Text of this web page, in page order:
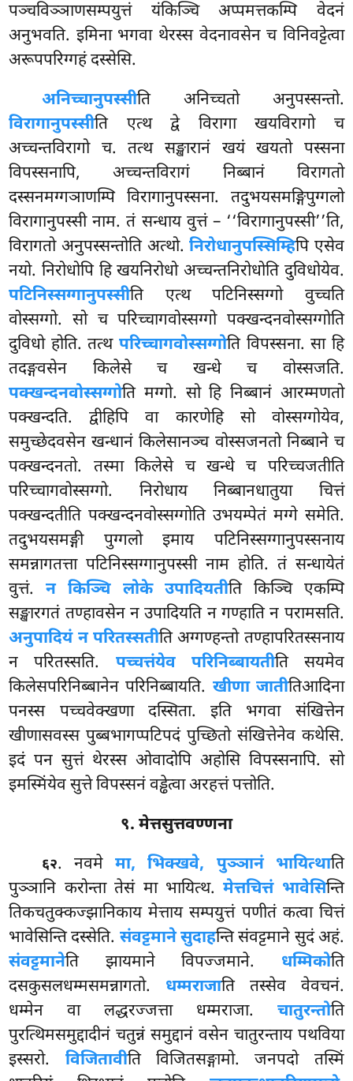
पञ्चविञ्ञाणसम्पयुत्तं यंकिञ्चि अप्पमत्तकम्पि वेदनं
अनुभवति. इमिना भगवा थेरस्स वेदनावसेन च विनिवट्टेत्वा
अरूपपरिग्गहं दस्सेसि.
अनिच्चानुपस्सीति अनिच्चतो अनुपस्सन्तो.
विरागानुपस्सीति एत्थ द्वे विरागा खयविरागो च
अच्चन्तविरागो च. तत्थ सङ्खारानं खयं खयतो पस्सना
विपस्सनापि, अच्चन्तविरागं निब्बानं विरागतो
दस्सनमग्गञाणम्पि विरागानुपस्सना. तदुभयसमङ्गिपुग्गलो
विरागानुपस्सी नाम. तं सन्धाय वुत्तं – ‘‘विरागानुपस्सी’’ति,
विरागतो अनुपस्सन्तोति अत्थो.निरोधानुपस्सिम्हिपि एसेव
नयो. निरोधोपि हि खयनिरोधो अच्चन्तनिरोधोति दुविधोयेव.
पटिनिस्सग्गानुपस्सीति एत्थ पटिनिस्सग्गो वुच्चति
वोस्सग्गो. सो च परिच्चागवोस्सग्गो पक्खन्दनवोस्सग्गोति
दुविधो होति. तत्थ परिच्चागवोस्सग्गोति विपस्सना. सा हि
तदङ्गवसेन किलेसे च खन्धे च वोस्सजति.
पक्खन्दनवोस्सग्गोति मग्गो. सो हि निब्बानं आरम्मणतो
पक्खन्दति. द्वीहिपि वा कारणेहि सो वोस्सग्गोयेव,
समुच्छेदवसेन खन्धानं किलेसानञ्च वोस्सजनतो निब्बाने च
पक्खन्दनतो. तस्माकिलेसे च खन्धे च परिच्चजतीति
परिच्चागवोस्सग्गो. निरोधाय निब्बानधातुया चित्तं
पक्खन्दतीति पक्खन्दनवोस्सग्गोति उभयम्पेतं मग्गे समेति.
तदुभयसमङ्गी पुग्गलो इमाय पटिनिस्सग्गानुपस्सनाय
समन्नागतत्तापटिनिस्सग्गानुपस्सी नाम होति. तं सन्धायेतं
वुत्तं.न किञ्चि लोके उपादियतीति किञ्चि एकम्पि
सङ्खारगतं तण्हावसेन न उपादियति न गण्हाति न परामसति.
अनुपादियं न परितस्सतीति अग्गण्हन्तो तण्हापरितस्सनाय
न परितस्सति. पच्चत्तंयेव परिनिब्बायतीति सयमेव
किलेसपरिनिब्बानेन परिनिब्बायति. खीणा जातीतिआदिना
पनस्स पच्चवेक्खणा दस्सिता. इति भगवा संखित्तेन
खीणासवस्स पुब्बभागप्पटिपदं पुच्छितो संखित्तेनेव कथेसि.
इदं पन सुत्तं थेरस्स ओवादोपि अहोसि विपस्सनापि. सो
इमस्मिंयेव सुत्ते विपस्सनं वड्ढेत्वा अरहत्तं पत्तोति.
९. मेत्तसुत्तवण्णना
६२. नवमेमा, भिक्खवे, पुञ्ञानं भायित्थाति
पुञ्ञानि करोन्ता तेसं मा भायित्थ.मेत्तचित्तं भावेसिन्ति
तिकचतुक्कज्झानिकाय मेत्ताय सम्पयुत्तं पणीतं कत्वा चित्तं
भावेसिन्ति दस्सेति. संवट्टमाने सुदाहन्ति संवट्टमाने सुदं अहं.
संवट्टमानेति झायमाने विपज्जमाने. धम्मिकोति
दसकुसलधम्मसमन्नागतो. धम्मराजाति तस्सेव वेवचनं.
धम्मेन वा लद्धरज्जत्ता धम्मराजा. चातुरन्तोति
पुरत्थिमसमुद्दादीनं चतुन्नं समुद्दानं वसेन चातुरन्ताय पथविया
इस्सरो. विजितावीति विजितसङ्गामो. जनपदो तस्मिं